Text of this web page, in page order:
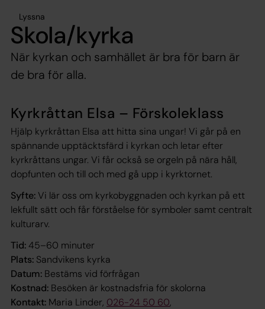
Lyssna
Skola/kyrka
När kyrkan och samhället är bra för barn är
de bra för alla.
Kyrkråttan Elsa – Förskoleklass
Hjälp kyrkråttan Elsa att hitta sina ungar! Vi går på en
spännande upptäcktsfärd i kyrkan och letar efter
kyrkråttans ungar. Vi får också se orgeln på nära håll,
dopfunten och till och med gå upp i kyrktornet.
Syfte: Vi lär oss om kyrkobyggnaden och kyrkan på ett
lekfullt sätt och får förståelse för symboler samt centralt
kulturarv.
Tid: 45–60 minuter
Plats: Sandvikens kyrka
Datum: Bestäms vid förfrågan
Kostnad: Besöken är kostnadsfria för skolorna
Kontakt: Maria Linder, 026-24 50 60,